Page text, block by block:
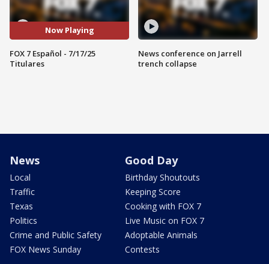
Now Playing
FOX 7 Español - 7/17/25
Titulares
News conference on Jarrell
trench collapse
News
Local
Traffic
Texas
Politics
Crime and Public Safety
FOX News Sunday
Good Day
Birthday Shoutouts
Keeping Score
Cooking with FOX 7
Live Music on FOX 7
Adoptable Animals
Contests